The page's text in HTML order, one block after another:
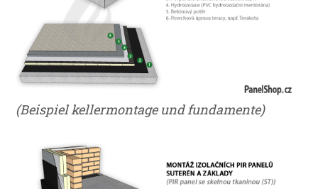
(Beispiel kellermontage und fundamente)